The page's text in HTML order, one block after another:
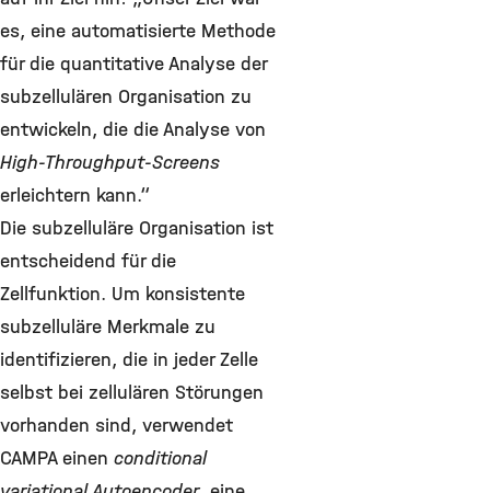
es, eine automatisierte Methode
für die quantitative Analyse der
subzellulären Organisation zu
entwickeln, die die Analyse von
High-Throughput-Screens
erleichtern kann.“
Die subzelluläre Organisation ist
entscheidend für die
Zellfunktion. Um konsistente
subzelluläre Merkmale zu
identifizieren, die in jeder Zelle
selbst bei zellulären Störungen
vorhanden sind, verwendet
CAMPA einen conditional